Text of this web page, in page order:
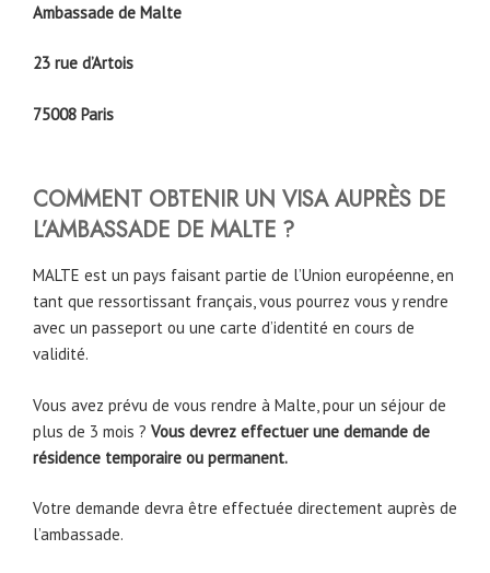
Ambassade de Malte
23 rue d’Artois
75008 Paris
COMMENT OBTENIR UN VISA AUPRÈS DE
L’AMBASSADE DE MALTE ?
MALTE est un pays faisant partie de l’Union européenne, en
tant que ressortissant français, vous pourrez vous y rendre
avec un passeport ou une carte d’identité en cours de
validité.
Vous avez prévu de vous rendre à Malte, pour un séjour de
plus de 3 mois ? Vous devrez effectuer une demande de
résidence temporaire ou permanent.
Votre demande devra être effectuée directement auprès de
l’ambassade.